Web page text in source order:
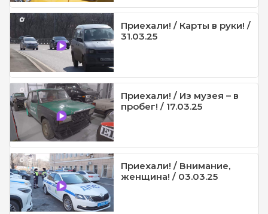
Приехали! / Карты в руки! /
31.03.25
Приехали! / Из музея – в
пробег! / 17.03.25
Приехали! / Внимание,
женщина! / 03.03.25